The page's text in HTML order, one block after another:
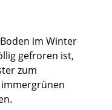
im Winter
gefroren ist,
zum